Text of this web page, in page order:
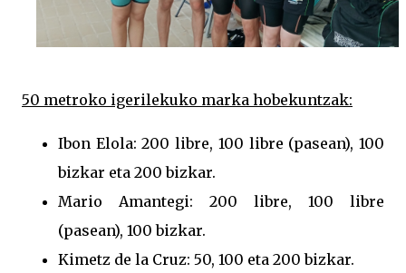
50 metroko igerilekuko marka hobekuntzak:
Ibon Elola: 200 libre, 100 libre (pasean), 100
bizkar eta 200 bizkar.
Mario Amantegi: 200 libre, 100 libre
(pasean), 100 bizkar.
Kimetz de la Cruz: 50, 100 eta 200 bizkar.